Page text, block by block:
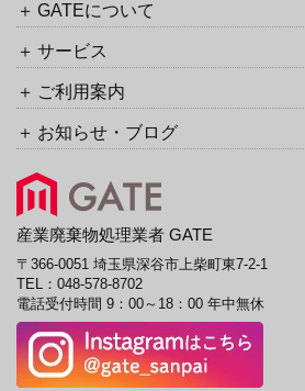
URL
GATEについて
サービス
ご利用案内
お知らせ・ブログ
産業廃棄物処理業者 GATE
〒366-0051 埼玉県深谷市上柴町東7-2-1
TEL： 048-578-8702
電話受付時間 9：00～18：00 年中無休